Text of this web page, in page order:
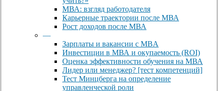
МВА: взгляд работодателя
Карьерные траектории после МВА
Рост доходов после МВА
—
Зарплаты и вакансии с MBA
Инвестиции в МВА и окупаемость (ROI)
Оценка эффективности обучения на МВА
Лидер или менеджер? [тест компетенций]
Тест Минцберга на определение
управленческой роли